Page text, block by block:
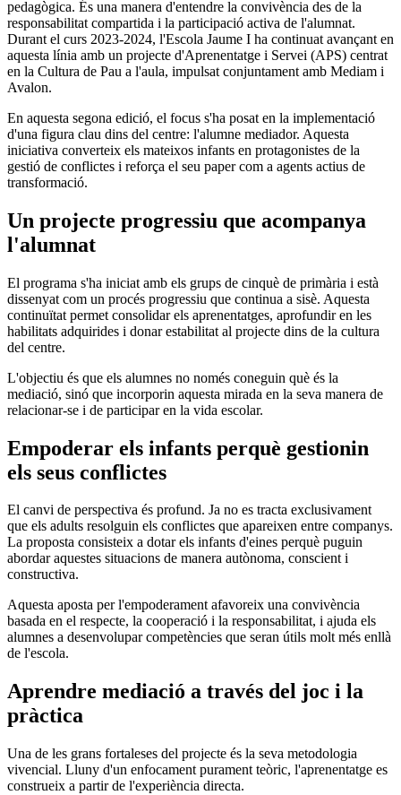
pedagògica. És una manera d'entendre la convivència des de la
responsabilitat compartida i la participació activa de l'alumnat.
Durant el curs 2023-2024, l'Escola Jaume I ha continuat avançant en
aquesta línia amb un projecte d'Aprenentatge i Servei (APS) centrat
en la Cultura de Pau a l'aula, impulsat conjuntament amb Mediam i
Avalon.
En aquesta segona edició, el focus s'ha posat en la implementació
d'una figura clau dins del centre: l'alumne mediador. Aquesta
iniciativa converteix els mateixos infants en protagonistes de la
gestió de conflictes i reforça el seu paper com a agents actius de
transformació.
Un projecte progressiu que acompanya
l'alumnat
El programa s'ha iniciat amb els grups de cinquè de primària i està
dissenyat com un procés progressiu que continua a sisè. Aquesta
continuïtat permet consolidar els aprenentatges, aprofundir en les
habilitats adquirides i donar estabilitat al projecte dins de la cultura
del centre.
L'objectiu és que els alumnes no només coneguin què és la
mediació, sinó que incorporin aquesta mirada en la seva manera de
relacionar-se i de participar en la vida escolar.
Empoderar els infants perquè gestionin
els seus conflictes
El canvi de perspectiva és profund. Ja no es tracta exclusivament
que els adults resolguin els conflictes que apareixen entre companys.
La proposta consisteix a dotar els infants d'eines perquè puguin
abordar aquestes situacions de manera autònoma, conscient i
constructiva.
Aquesta aposta per l'empoderament afavoreix una convivència
basada en el respecte, la cooperació i la responsabilitat, i ajuda els
alumnes a desenvolupar competències que seran útils molt més enllà
de l'escola.
Aprendre mediació a través del joc i la
pràctica
Una de les grans fortaleses del projecte és la seva metodologia
vivencial. Lluny d'un enfocament purament teòric, l'aprenentatge es
construeix a partir de l'experiència directa.